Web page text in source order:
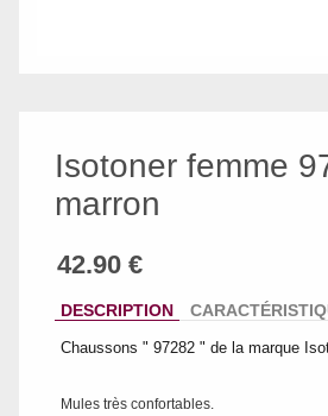
Isotoner femme
marron
DESCRIPTION
Chaussons " 97282 " de la marque
Mules très confortables.